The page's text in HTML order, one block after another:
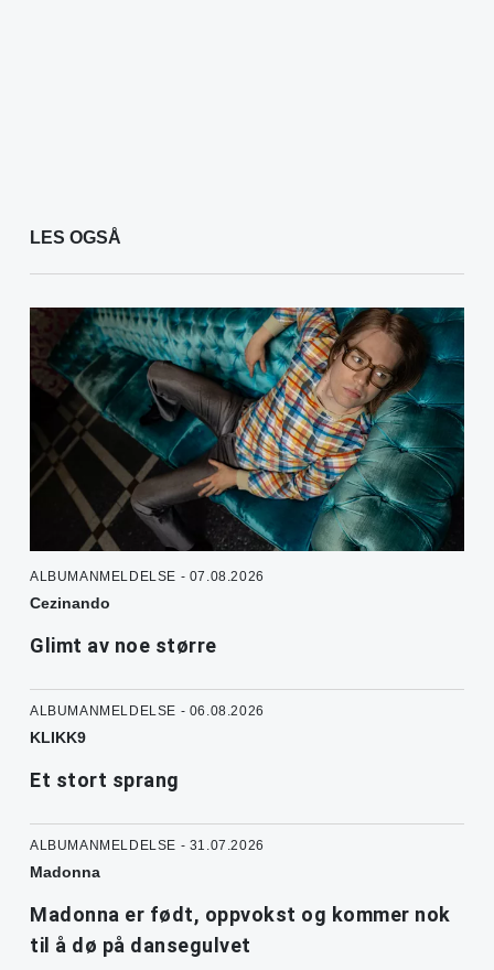
LES OGSÅ
ALBUMANMELDELSE - 07.08.2026
Cezinando
Glimt av noe større
ALBUMANMELDELSE - 06.08.2026
KLIKK9
Et stort sprang
ALBUMANMELDELSE - 31.07.2026
Madonna
Madonna er født, oppvokst og kommer nok
til å dø på dansegulvet